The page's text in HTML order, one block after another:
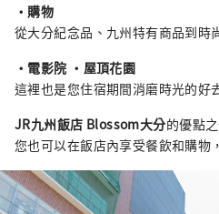
·購物
從大分紀念品、九州特有商品到時
・電影院 ・屋頂花園
這裡也是您住宿期間消磨時光的好
JR九州飯店 Blossom大分的優點
您也可以在飯店內享受餐飲和購物